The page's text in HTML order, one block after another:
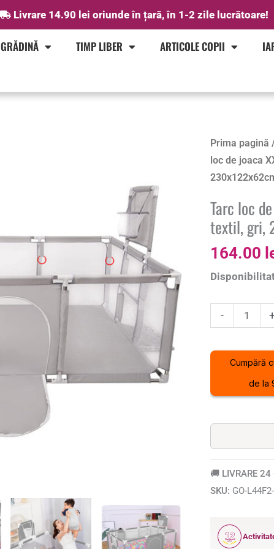
Livrare 14.90 lei oriunde în țară, în 1-2 zile lucrătoare!
GRĂDINĂ TIMP LIBER ARTICOLE COPII
Prima pagină
loc de joaca
Tarc loc
textil, gri,
164.00
-
Cantitate
Tarc
loc
joaca
XXL
pentru
sau
material
textil,
gri,
Cumpără
de la
🚚 LIVRARE
SKU: GO-
12
ANI